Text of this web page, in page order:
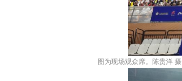
图为现场观众席。陈贵洋 摄